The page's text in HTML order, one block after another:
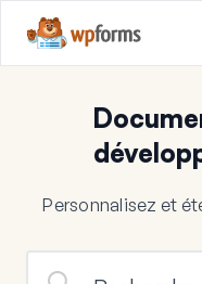
Personnalisez et